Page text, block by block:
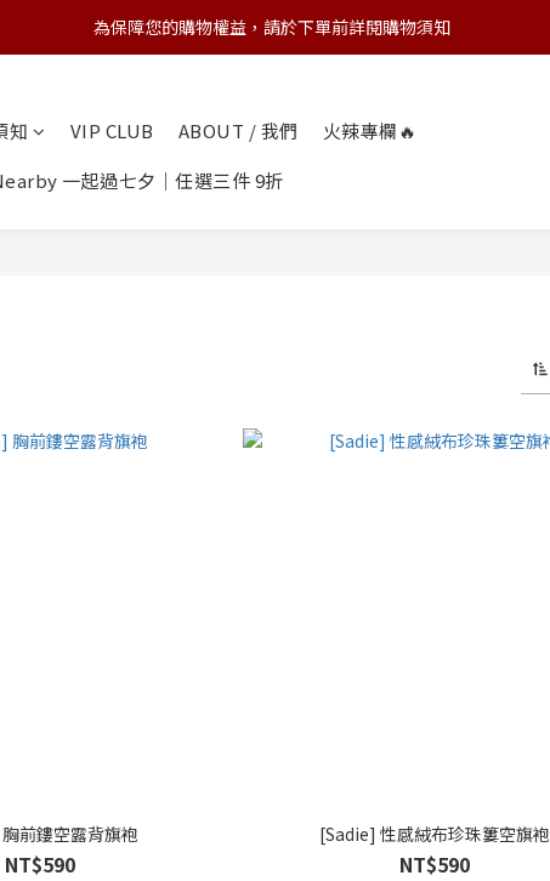
💌 Nearby收藏家｜任選三件 9折 五件 88折
為保障您的購物權益，請於下單前詳閱購物須知
知 VIP CLUB ABOUT / 我們
火辣專欄🔥
一起過七夕｜任選三件 9折
前鏤空露背旗袍
NT$590
[Sadie] 性感絨布珍珠簍空旗袍
NT$590